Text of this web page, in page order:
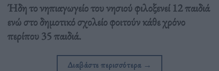
Ήδη το νηπιαγωγείο του νησιού φιλοξενεί 12 παιδιά
ενώ στο δημοτικό σχολείο φοιτούν κάθε χρόνο
περίπου 35 παιδιά.
Διαβάστε περισσότερα →